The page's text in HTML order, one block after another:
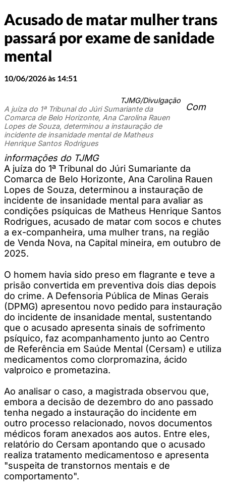
Acusado de matar mulher trans
passará por exame de sanidade
mental
10/06/2026 às 14:51
TJMG/Divulgação
A juíza do 1ª Tribunal do Júri Sumariante da
Comarca de Belo Horizonte, Ana Carolina Rauen
Lopes de Souza, determinou a instauração de
incidente de insanidade mental de Matheus
Henrique Santos Rodrigues
Com
informações do TJMG
A juíza do 1ª Tribunal do Júri Sumariante da
Comarca de Belo Horizonte, Ana Carolina Rauen
Lopes de Souza, determinou a instauração de
incidente de insanidade mental para avaliar as
condições psíquicas de Matheus Henrique Santos
Rodrigues, acusado de matar com socos e chutes
a ex-companheira, uma mulher trans, na região
de Venda Nova, na Capital mineira, em outubro de
2025.
O homem havia sido preso em flagrante e teve a
prisão convertida em preventiva dois dias depois
do crime. A Defensoria Pública de Minas Gerais
(DPMG) apresentou novo pedido para instauração
do incidente de insanidade mental, sustentando
que o acusado apresenta sinais de sofrimento
psíquico, faz acompanhamento junto ao Centro
de Referência em Saúde Mental (Cersam) e utiliza
medicamentos como clorpromazina, ácido
valproico e prometazina.
Ao analisar o caso, a magistrada observou que,
embora a decisão de dezembro do ano passado
tenha negado a instauração do incidente em
outro processo relacionado, novos documentos
médicos foram anexados aos autos. Entre eles,
relatório do Cersam apontando que o acusado
realiza tratamento medicamentoso e apresenta
"suspeita de transtornos mentais e de
comportamento".